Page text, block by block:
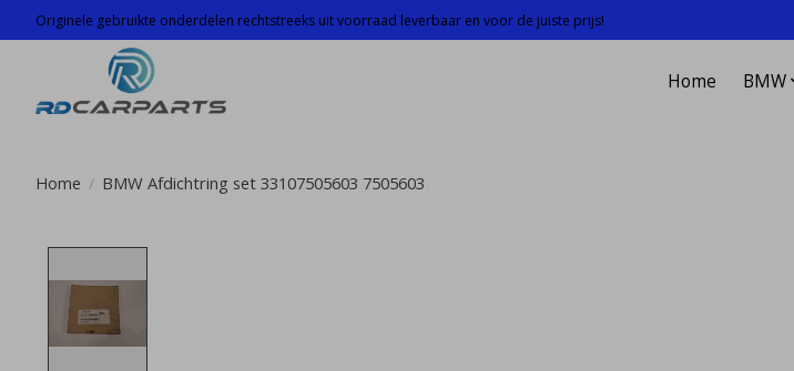
Originele gebruikte onderdelen rechtstreeks uit voorraad leverbaar en voor de juiste prijs!
Home BMW
Home / BMW Afdichtring set 33107505603 7505603